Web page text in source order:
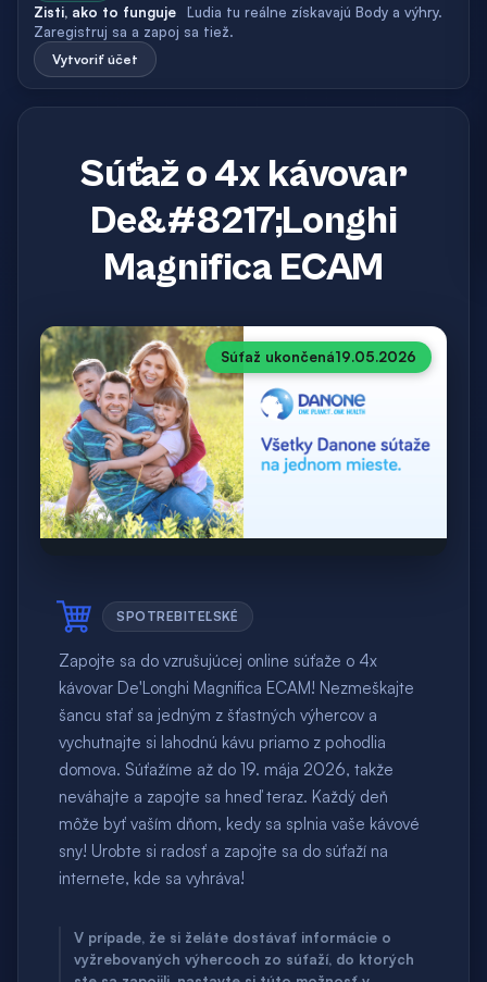
Zisti, ako to funguje
Ľudia tu reálne získavajú Body a výhry.
Zaregistruj sa a zapoj sa tiež.
Vytvoriť účet
Súťaž o 4x kávovar
De&#8217;Longhi
Magnifica ECAM
Súťaž ukončená19.05.2026
SPOTREBITEĽSKÉ
Zapojte sa do vzrušujúcej online súťaže o 4x
kávovar De'Longhi Magnifica ECAM! Nezmeškajte
šancu stať sa jedným z šťastných výhercov a
vychutnajte si lahodnú kávu priamo z pohodlia
domova. Súťažíme až do 19. mája 2026, takže
neváhajte a zapojte sa hneď teraz. Každý deň
môže byť vaším dňom, kedy sa splnia vaše kávové
sny! Urobte si radosť a zapojte sa do súťaží na
internete, kde sa vyhráva!
V prípade, že si želáte dostávať informácie o
vyžrebovaných výhercoch zo súťaží, do ktorých